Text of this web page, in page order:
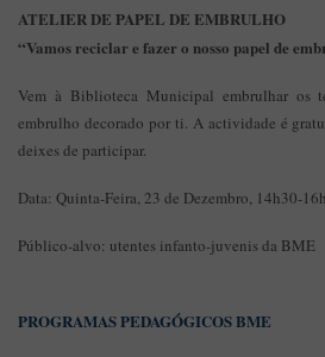
ATELIER DE PAPEL DE EMBRULHO
“Vamos reciclar e fazer o nosso papel de
Vem à Biblioteca Municipal embrulhar os
embrulho decorado por ti. A actividade é
deixes de participar.
Data: Quinta-Feira, 23 de Dezembro, 14h30-
Público-alvo: utentes infanto-juvenis da BME
PROGRAMAS PEDAGÓGICOS BME